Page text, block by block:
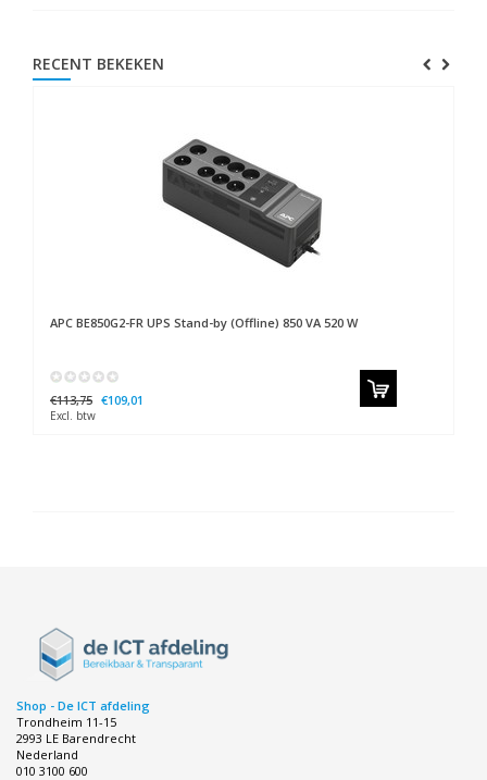
RECENT BEKEKEN
APC BE850G2-FR UPS Stand-by (Offline) 850 VA 520 W
€113,75 €109,01
Excl. btw
Shop - De ICT afdeling
Trondheim 11-15
2993 LE Barendrecht
Nederland
010 3100 600